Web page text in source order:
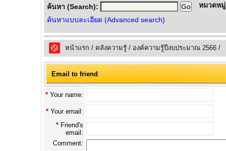
ค้นหา (Search):
ค้นหาแบบละเอียด (Advanced search)
หมวดห
หน้าแรก / คลังความรูั / องค์ความรู้ปีงบประมาณ 2566 /
Email to friend
* Your name:
* Your email:
* Friend's
email:
Comment: